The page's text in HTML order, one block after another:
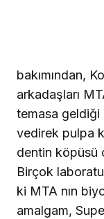
bakımından,
arkadaşları
temasa geldiği
vedirek pulpa
dentin köpüsü
Birçok
ki MTA nın
amalgam,